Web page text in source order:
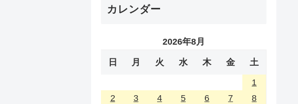
カレンダー
2026年8月
日 月 火 水 木 金 土
1
2
3 4 5 6 7
8